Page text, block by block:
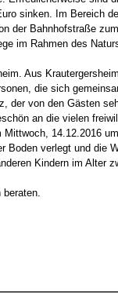
sinken. Im Bereich
der Bahnhofstraße
im Rahmen des
Aus
die sich
der von den Gästen
an die vielen
14.12.2016
Boden verlegt und die
Kindern im Alter
beraten.